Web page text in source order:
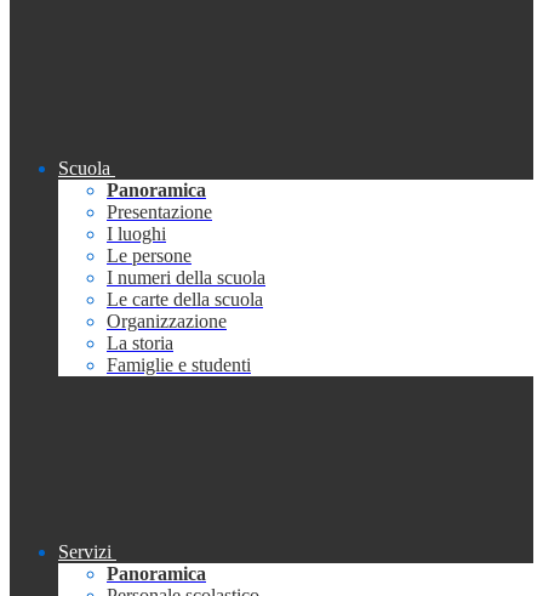
Scuola
Panoramica
Presentazione
I luoghi
Le persone
I numeri della scuola
Le carte della scuola
Organizzazione
La storia
Famiglie e studenti
Servizi
Panoramica